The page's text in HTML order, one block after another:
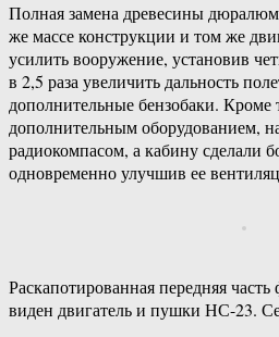
Полная замена древесины
же массе конструкции и том же
усилить вооружение, установив
в 2,5 раза увеличить дальность
дополнительные бензобаки.
дополнительным оборудованием,
радиокомпасом, а кабину сделали
одновременно улучшив ее
Раскапотированная передняя
виден двигатель и пушки НС-23.